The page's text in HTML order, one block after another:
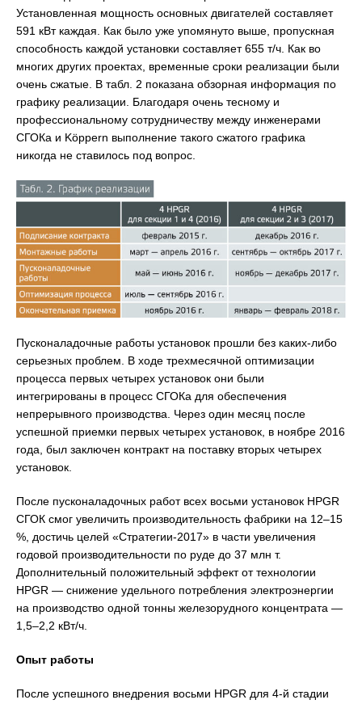
Установленная мощность основных двигателей составляет
591 кВт каждая. Как было уже упомянуто выше, пропускная
способность каждой установки составляет 655 т/ч. Как во
многих других проектах, временные сроки реализации были
очень сжатые. В табл. 2 показана обзорная информация по
графику реализации. Благодаря очень тесному и
профессиональному сотрудничеству между инженерами
СГОКа и Köppern выполнение такого сжатого графика
никогда не ставилось под вопрос.
Пусконаладочные работы установок прошли без каких-либо
серьезных проблем. В ходе трехмесячной оптимизации
процесса первых четырех установок они были
интегрированы в процесс СГОКа для обеспечения
непрерывного производства. Через один месяц после
успешной приемки первых четырех установок, в ноябре 2016
года, был заключен контракт на поставку вторых четырех
установок.
После пусконаладочных работ всех восьми установок HPGR
СГОК смог увеличить производительность фабрики на 12–15
%, достичь целей «Стратегии-2017» в части увеличения
годовой производительности по руде до 37 млн т.
Дополнительный положительный эффект от технологии
HPGR — снижение удельного потребления электроэнергии
на производство одной тонны железорудного концентрата —
1,5–2,2 кВт/ч.
Опыт работы
После успешного внедрения восьми HPGR для 4-й стадии